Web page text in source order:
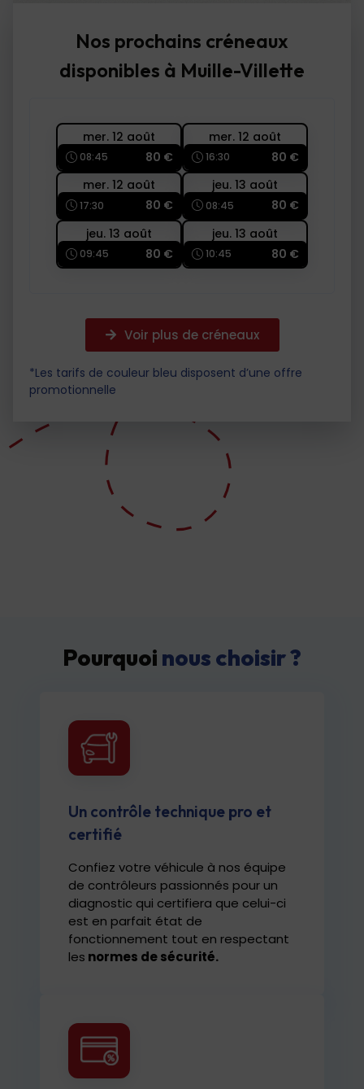
Nos prochains créneaux
disponibles à Muille-Villette
mer. 12 août
08:45 80 €
mer. 12 août
16:30
80 €
mer. 12 août
17:30 80 €
jeu. 13 août
08:45
80 €
jeu. 13 août
09:45 80 €
jeu. 13 août
10:45 80 €
Voir plus de créneaux
*Les tarifs de couleur bleu disposent d’une offre
promotionnelle
Pourquoi nous choisir ?
Un contrôle technique pro et
certifié
Confiez votre véhicule à nos équipe
de contrôleurs passionnés pour un
diagnostic qui certifiera que celui-ci
est en parfait état de
fonctionnement tout en respectant
les normes de sécurité.